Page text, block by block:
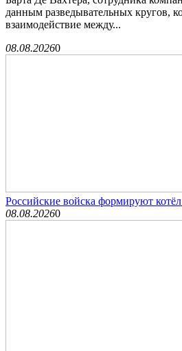
данным разведывательных кругов,
взаимодействие между...
08.08.20260
Российские войска формируют
08.08.20260